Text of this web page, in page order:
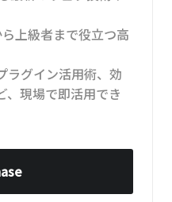
上級者まで役立つ高
ラグイン活用術、効
、現場で即活用でき